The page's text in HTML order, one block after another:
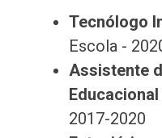
Tecnólogo
Escola -
Assistente
Educacional
2017-2020